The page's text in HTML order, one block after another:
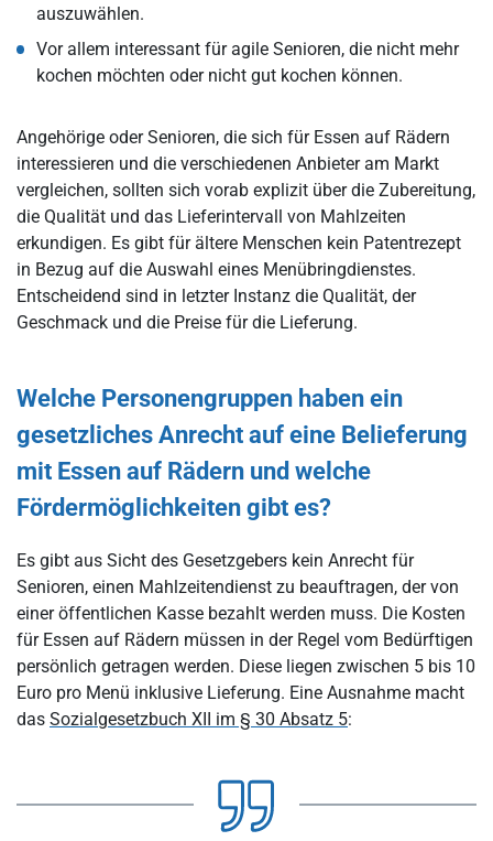
auszuwählen.
Vor allem interessant für agile Senioren, die nicht mehr
kochen möchten oder nicht gut kochen können.
Angehörige oder Senioren, die sich für Essen auf Rädern
interessieren und die verschiedenen Anbieter am Markt
vergleichen, sollten sich vorab explizit über die Zubereitung,
die Qualität und das Lieferintervall von Mahlzeiten
erkundigen. Es gibt für ältere Menschen kein Patentrezept
in Bezug auf die Auswahl eines Menübringdienstes.
Entscheidend sind in letzter Instanz die Qualität, der
Geschmack und die Preise für die Lieferung.
Welche Personengruppen haben ein
gesetzliches Anrecht auf eine Belieferung
mit Essen auf Rädern und welche
Fördermöglichkeiten gibt es?
Es gibt aus Sicht des Gesetzgebers kein Anrecht für
Senioren, einen Mahlzeitendienst zu beauftragen, der von
einer öffentlichen Kasse bezahlt werden muss. Die Kosten
für Essen auf Rädern müssen in der Regel vom Bedürftigen
persönlich getragen werden. Diese liegen zwischen 5 bis 10
Euro pro Menü inklusive Lieferung. Eine Ausnahme macht
das Sozialgesetzbuch XII im § 30 Absatz 5: